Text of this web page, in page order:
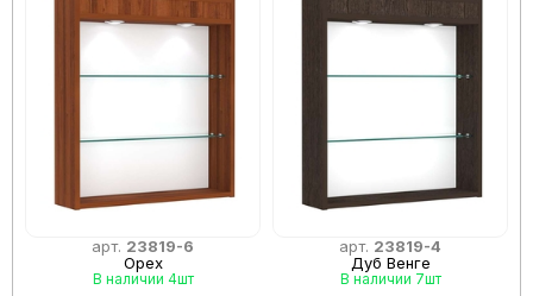
арт. 23819-6
Орех
В наличии 4шт
арт. 23819-4
Дуб Венге
В наличии 7шт